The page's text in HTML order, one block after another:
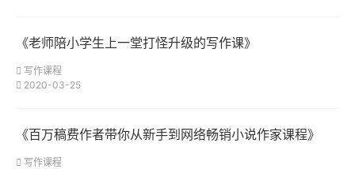
《老师陪小学生上一堂打怪升级的写作课》
写作课程
2020-03-25
《百万稿费作者带你从新手到网络畅销小说作家课程》
写作课程